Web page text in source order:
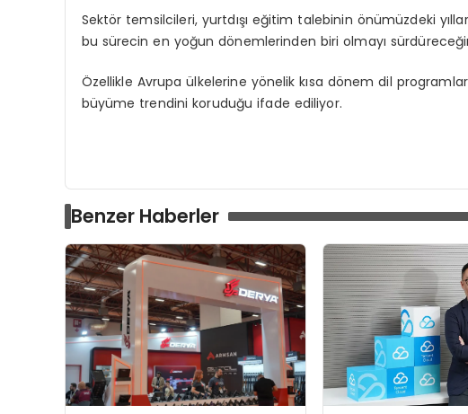
Sektör temsilcileri, yurtdışı eğitim talebinin önümüzdeki
bu sürecin en yoğun dönemlerinden biri olmayı
Özellikle Avrupa ülkelerine yönelik kısa dönem dil
büyüme trendini koruduğu ifade ediliyor.
Benzer Haberler